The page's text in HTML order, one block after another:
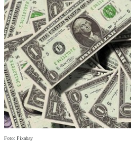
Foto: Pixabay